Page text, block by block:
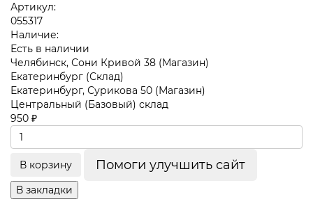
Артикул:
055317
Наличие:
Есть в наличии
Челябинск, Сони Кривой 38 (Магазин)
Екатеринбург (Склад)
Екатеринбург, Сурикова 50 (Магазин)
Центральный (Базовый) склад
950 ₽
В корзину Помоги улучшить сайт
В закладки